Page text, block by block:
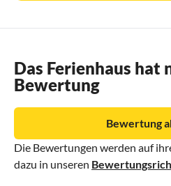
Das Ferienhaus hat
Bewertung
Die Bewertungen werden auf
dazu in unseren
Bewertung